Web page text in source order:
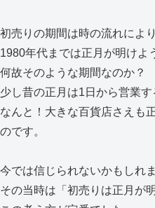
初売りの期間は時の流れによ
1980年代までは正月が明けよ
何故そのような期間なのか？
少し昔の正月は1日から営業す
なんと！大きな百貨店さえも
のです。
今では信じられないかもしれ
その当時は「初売りは正月が